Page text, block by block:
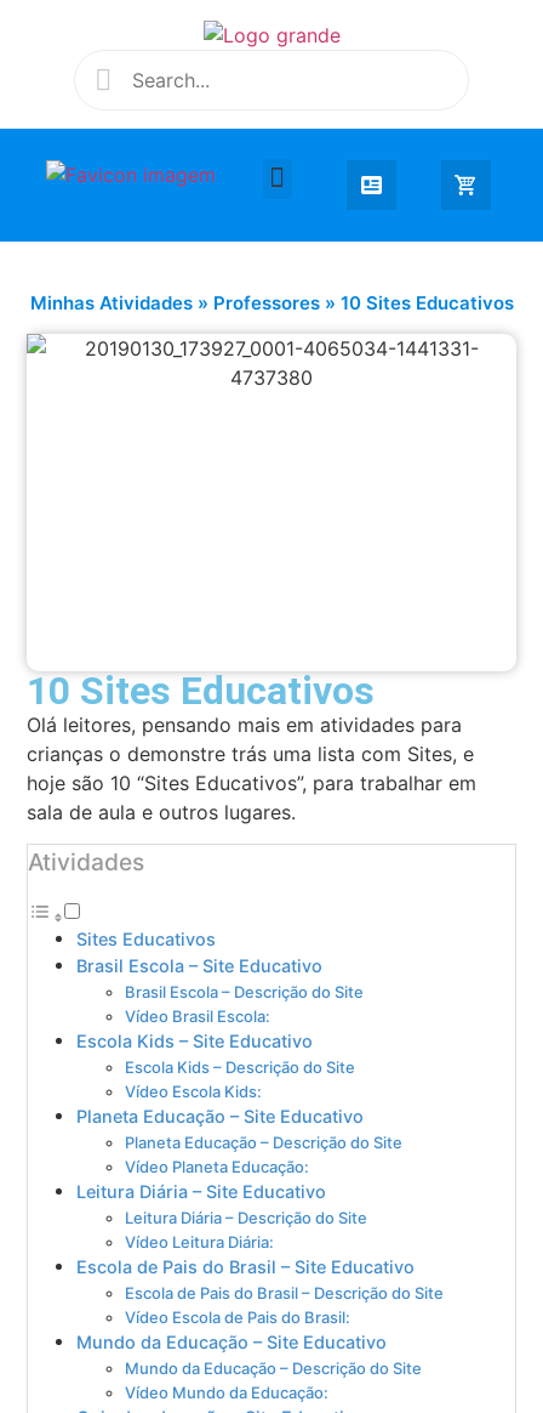
Minhas Atividades» Professores» 10 Sites Educativos
10 Sites Educativos
Olá leitores, pensando mais em atividades para
crianças o demonstre trás uma lista com Sites, e
hoje são 10 “Sites Educativos”, para trabalhar em
sala de aula e outros lugares.
Atividades
Sites Educativos
Brasil Escola – Site Educativo
Brasil Escola – Descrição do Site
Vídeo Brasil Escola:
Escola Kids – Site Educativo
Escola Kids – Descrição do Site
Vídeo Escola Kids:
Planeta Educação – Site Educativo
Planeta Educação – Descrição do Site
Vídeo Planeta Educação:
Leitura Diária – Site Educativo
Leitura Diária – Descrição do Site
Vídeo Leitura Diária:
Escola de Pais do Brasil – Site Educativo
Escola de Pais do Brasil – Descrição do Site
Vídeo Escola de Pais do Brasil:
Mundo da Educação – Site Educativo
Mundo da Educação – Descrição do Site
Vídeo Mundo da Educação: